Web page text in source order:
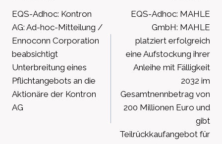
EQS-Adhoc: Kontron
AG: Ad-hoc-Mitteilung /
Ennoconn Corporation
beabsichtigt
Unterbreitung eines
Pflichtangebots an die
Aktionäre der Kontron
AG
EQS-Adhoc: MAHLE
GmbH: MAHLE
platziert erfolgreich
eine Aufstockung ihrer
Anleihe mit Fälligkeit
2032 im
Gesamtnennbetrag von
200 Millionen Euro und
gibt
Teilrückkaufangebot für